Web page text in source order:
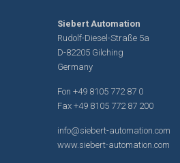
Siebert Automation
Rudolf-Diesel-Straße 5a
D-82205 Gilching
Germany
Fon +49 8105 772 87 0
Fax +49 8105 772 87 200
info@siebert-automation.com
www.siebert-automation.com